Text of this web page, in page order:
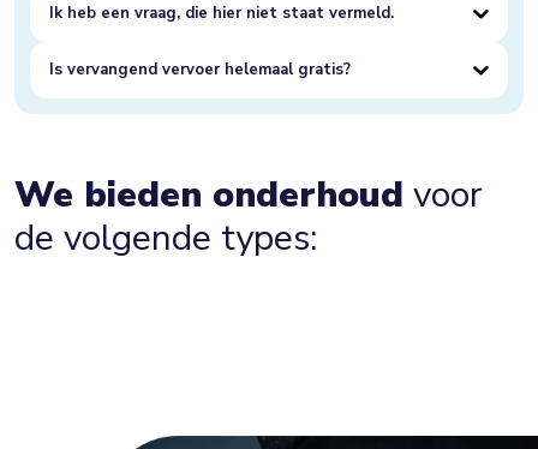
Ik heb een vraag, die hier niet staat vermeld.
Is vervangend vervoer helemaal gratis?
We bieden onderhoud voor
de volgende types: